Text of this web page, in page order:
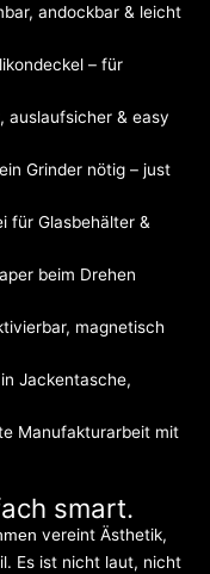
andockbar & leicht
– für
auslaufsicher & easy
Grinder nötig – just
für Glasbehälter &
beim Drehen
magnetisch
Jackentasche,
Manufakturarbeit mit
smart.
vereint Ästhetik,
Es ist nicht laut, nicht